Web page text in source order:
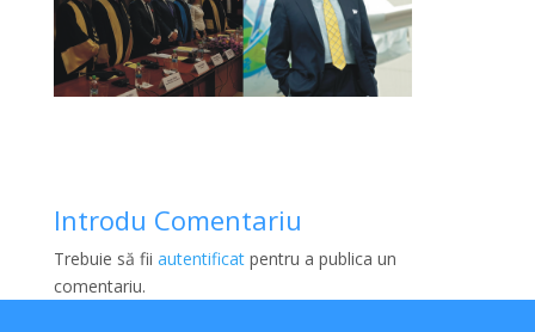
Introdu Comentariu
Trebuie să fii autentificatpentru a publica un
comentariu.